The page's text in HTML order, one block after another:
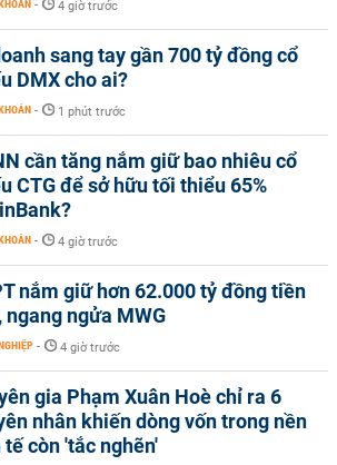
- 4 giờ trước
sang tay gần 700 tỷ đồng cổ
DMX cho ai?
- 1 phút trước
cần tăng nắm giữ bao nhiêu cổ
CTG để sở hữu tối thiểu 65%
- 4 giờ trước
nắm giữ hơn 62.000 tỷ đồng tiền
ngang ngửa MWG
- 4 giờ trước
gia Phạm Xuân Hoè chỉ ra 6
nhân khiến dòng vốn trong nền
tế còn 'tắc nghẽn'